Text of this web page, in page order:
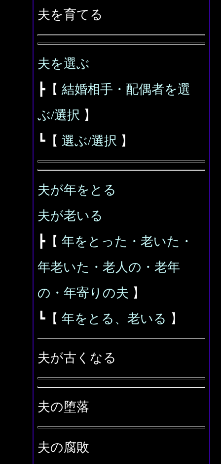
夫を育てる
夫を選ぶ
┣【 結婚相手・配偶者を選
ぶ/選択 】
┗【 選ぶ/選択 】
夫が年をとる
夫が老いる
┣【 年をとった・老いた・
年老いた・老人の・老年
の・年寄りの夫 】
┗【 年をとる、老いる 】
夫が古くなる
夫の堕落
夫の腐敗